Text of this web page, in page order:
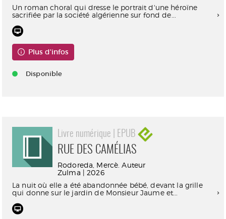
Un roman choral qui dresse le portrait d'une héroïne
sacrifiée par la société algérienne sur fond de...
Plus d'infos
Disponible
Livre numérique | EPUB
RUE DES CAMÉLIAS
Rodoreda, Mercè. Auteur
Zulma | 2026
La nuit où elle a été abandonnée bébé, devant la grille
qui donne sur le jardin de Monsieur Jaume et...